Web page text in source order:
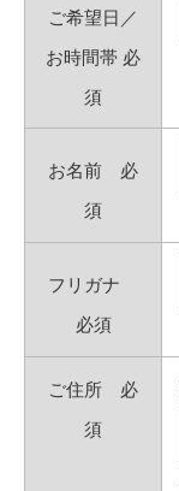
ご希望日／
お時間帯 必
須
お名前 必
須
フリガナ
必須
ご住所 必
須